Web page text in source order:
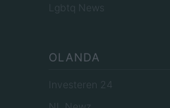
Lgbtq News
OLANDA
Investeren 24